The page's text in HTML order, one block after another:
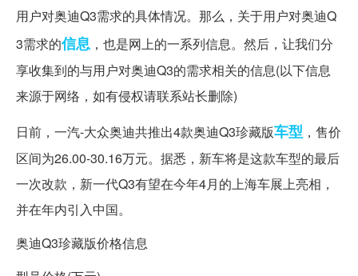
用户对奥迪Q3需求的具体情况。那么，关于用户对奥迪Q
3需求的信息 ，也是网上的一系列信息。然后，让我们分
享收集到的与用户对奥迪Q3的需求相关的信息(以下信息
来源于网络，如有侵权请联系站长删除)
日前，一汽-大众奥迪共推出4款奥迪Q3珍藏版车型 ，售价
区间为26.00-30.16万元。据悉，新车将是这款车型的最后
一次改款，新一代Q3有望在今年4月的上海车展上亮相，
并在年内引入中国。
奥迪Q3珍藏版价格信息